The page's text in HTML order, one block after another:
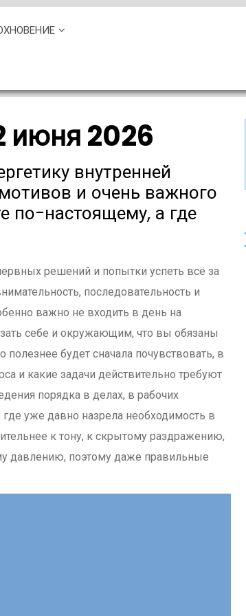
июня 2026
внутренней
и очень важного
по-настоящему, а где
решений и попытки успеть всё за
последовательность и
важно не входить в день на
себе и окружающим, что вы обязаны
будет сначала почувствовать, в
и какие задачи действительно требуют
порядка в делах, в рабочих
уже давно назрела необходимость в
к тону, к скрытому раздражению,
давлению, поэтому даже правильные